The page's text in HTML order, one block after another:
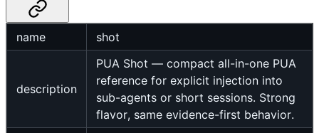
name shot
description
PUA Shot — compact all-in-one PUA
reference for explicit injection into
sub-agents or short sessions. Strong
flavor, same evidence-first behavior.